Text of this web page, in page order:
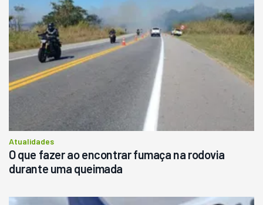
Atualidades
O que fazer ao encontrar fumaça na rodovia
durante uma queimada